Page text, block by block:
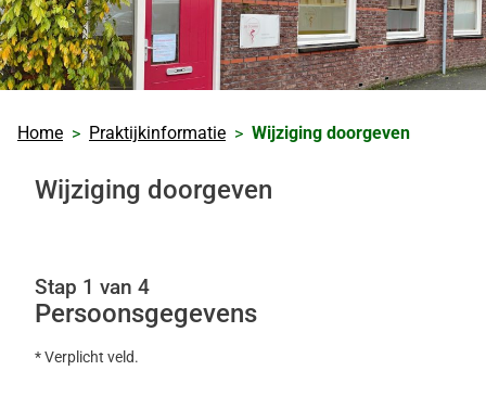
Home Praktijkinformatie Wijziging doorgeven
Wijziging doorgeven
Stap 1 van 4
Persoonsgegevens
* Verplicht veld.